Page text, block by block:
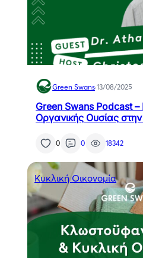
Green Swans·13/08/2025
Green Swans Podcast
Οργανικής Ουσίας
0 0 18342
Κυκλική Οικονομία